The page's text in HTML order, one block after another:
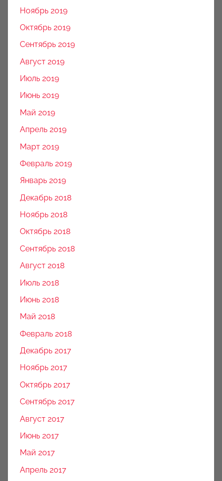
Ноябрь 2019
Октябрь 2019
Сентябрь 2019
Август 2019
Июль 2019
Июнь 2019
Май 2019
Апрель 2019
Март 2019
Февраль 2019
Январь 2019
Декабрь 2018
Ноябрь 2018
Октябрь 2018
Сентябрь 2018
Август 2018
Июль 2018
Июнь 2018
Май 2018
Февраль 2018
Декабрь 2017
Ноябрь 2017
Октябрь 2017
Сентябрь 2017
Август 2017
Июнь 2017
Май 2017
Апрель 2017